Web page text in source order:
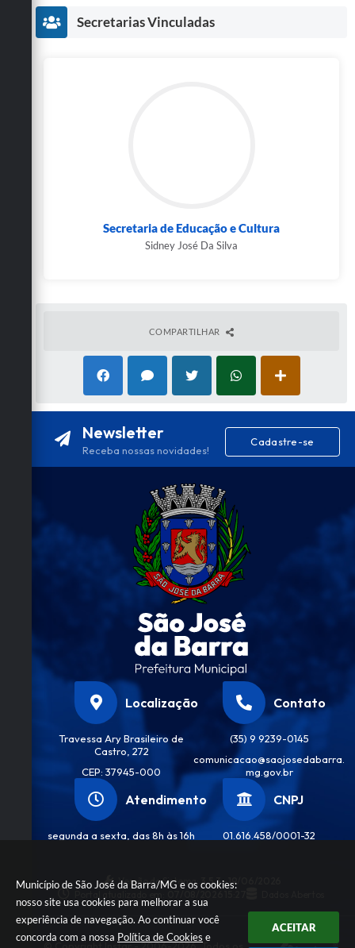
Município de São José da Barra/MG e os cookies:
nosso site usa cookies para melhorar a sua
experiência de navegação. Ao continuar você
concorda com a nossa Política de Cookies e
ACEITAR
Secretarias Vinculadas
Secretaria de Educação e Cultura
Sidney José Da Silva
COMPARTILHAR
Newsletter
Receba nossas novidades!
Cadastre-se
Localização
Travessa Ary Brasileiro de
Castro, 272
CEP: 37945-000
Contato
(35) 9 9239-0145
comunicacao@saojosedabarra.
mg.gov.br
Atendimento
segunda a sexta, das 8h às 16h
CNPJ
01.616.458/0001-32
Versão do Sistema: 3.5.3 - 19/06/2026
© Copyright Instar - 2006-2026. Todos os